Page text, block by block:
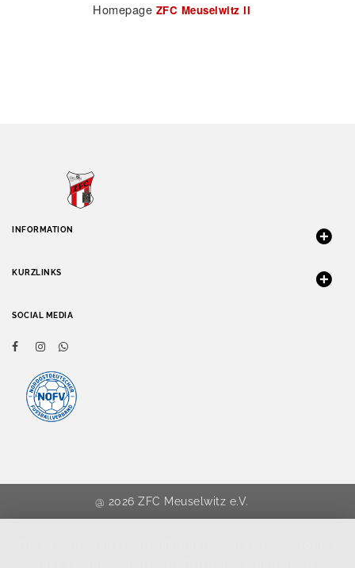
Homepage ZFC Meuselwitz II
INFORMATION
KURZLINKS
SOCIAL MEDIA
@ 2026 ZFC Meuselwitz e.V.